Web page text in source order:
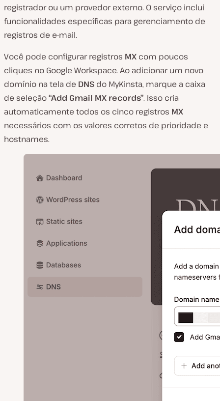
registrador ou um provedor externo. O serviço inclui
funcionalidades específicas para gerenciamento de
registros de e-mail.
Você pode configurar registros MX com poucos
cliques no Google Workspace. Ao adicionar um novo
domínio na tela de DNS do MyKinsta, marque a caixa
de seleção“Add Gmail MX records”. Isso cria
automaticamente todos os cinco registros MX
necessários com os valores corretos de prioridade e
hostnames.